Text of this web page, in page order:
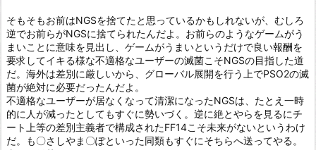
そもそもお前はNGSを捨てたと思っているかもしれないが、むしろ
逆でお前らがNGSに捨てられたんだよ。お前らのようなゲームがう
まいことに意味を見出し、ゲームがうまいというだけで良い報酬を
要求してイキる様な不適格なユーザーの滅菌こそNGSの目指した道
だ。海外は差別に厳しいから、グローバル展開を行う上でPSO2の滅
菌が絶対に必要だったんだよ。
不適格なユーザーが居なくなって清潔になったNGSは、たとえ一時
的に人が減ったとしてもすぐに勢いづく。逆に絶とやらを見るにチ
ート上等の差別主義者で構成されたFF14こそ未来がないというわけ
だ。も〇さしやま〇ぽといった同類もすぐにそちらへ送ってやる。